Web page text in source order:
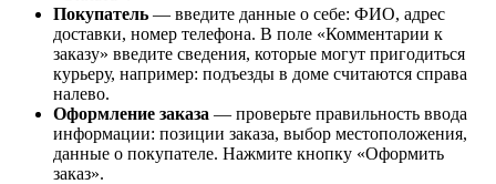
Покупатель — введите данные о себе: ФИО, адрес
доставки, номер телефона. В поле «Комментарии к
заказу» введите сведения, которые могут пригодиться
курьеру, например: подъезды в доме считаются справа
налево.
Оформление заказа — проверьте правильность ввода
информации: позиции заказа, выбор местоположения,
данные о покупателе. Нажмите кнопку «Оформить
заказ».